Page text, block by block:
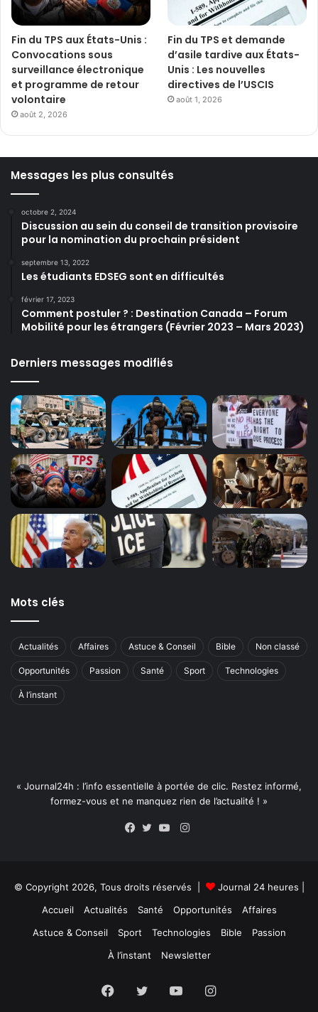
Fin du TPS aux États-Unis :
Convocations sous
surveillance électronique
et programme de retour
volontaire
août 2, 2026
Fin du TPS et demande
d’asile tardive aux États-
Unis : Les nouvelles
directives de l’USCIS
août 1, 2026
Messages les plus consultés
octobre 2, 2024
Discussion au sein du conseil de transition provisoire
pour la nomination du prochain président
septembre 13, 2022
Les étudiants EDSEG sont en difficultés
février 17, 2023
Comment postuler ? : Destination Canada – Forum
Mobilité pour les étrangers (Février 2023 – Mars 2023)
Derniers messages modifiés
Mots clés
Actualités Affaires Astuce & Conseil Bible Non classé
Opportunités Passion Santé Sport Technologies
À l’instant
« Journal24h : l’info essentielle à portée de clic. Restez informé,
formez-vous et ne manquez rien de l’actualité ! »
Instagram
© Copyright 2026, Tous droits réservés | Journal 24 heures
Accueil
Actualités Santé Opportunités
Affaires
Astuce & Conseil
Sport Technologies Bible
Passion
À l’instant
Newsletter
Facebook
TwitterYouTubeInstagram